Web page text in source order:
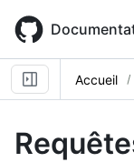
main
content
Accueil